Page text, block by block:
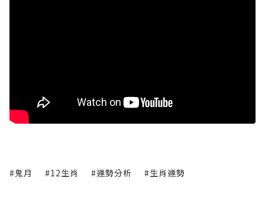
#鬼月 #12生肖 #運勢分析 #生肖運勢